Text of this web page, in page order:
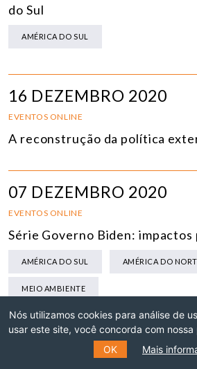
do Sul
AMÉRICA DO SUL
16 DEZEMBRO 2020
EVENTOS ONLINE
A reconstrução da política
07 DEZEMBRO 2020
EVENTOS ONLINE
Série Governo Biden: impactos
AMÉRICA DO SUL AMÉRICA DO
MEIO AMBIENTE
05 NOVEMBRO 2020
Nós utilizamos cookies para análise de
usar este site, você concorda com
OK
Mais